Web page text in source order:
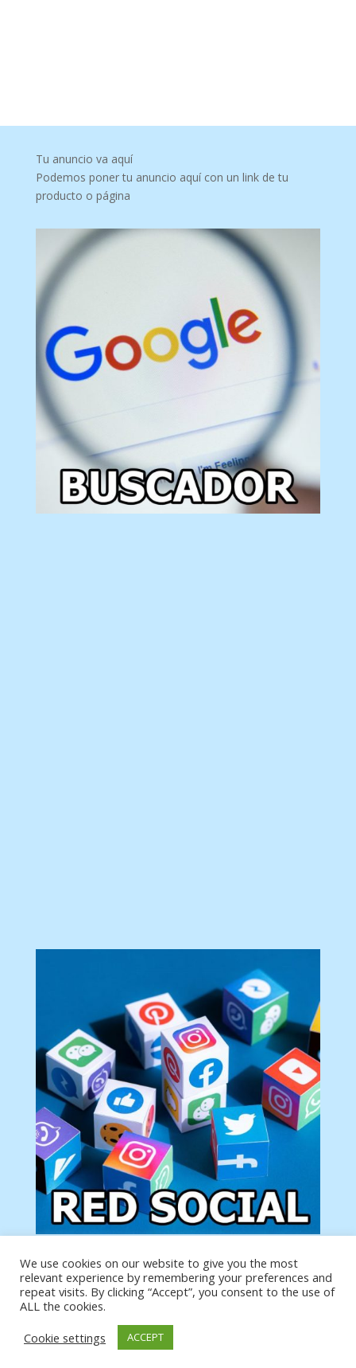
Tu anuncio va aquí
Podemos poner tu anuncio aquí con un link de tu
producto o página
Tu anuncio va aquí
Podemos poner tu anuncio aquí con un link de tu
producto o página
We use cookies on our website to give you the most
relevant experience by remembering your preferences and
repeat visits. By clicking “Accept”, you consent to the use of
ALL the cookies.
Cookie settings
ACCEPT
https://analytics.google.com/analytics/web/?